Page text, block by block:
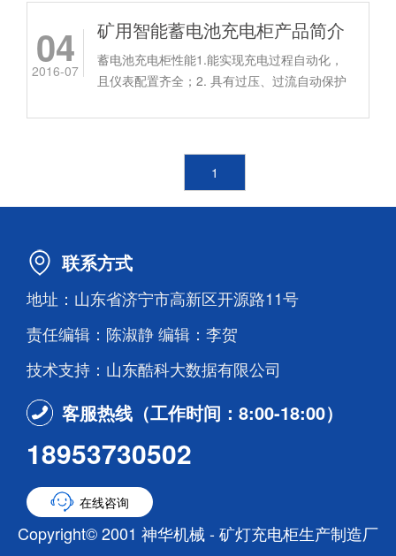
04
2016-07
矿用智能蓄电池充电柜产品简介
蓄电池充电柜性能1.能实现充电过程自动化，
且仪表配置齐全；2. 具有过压、过流自动保护
1
联系方式
地址：山东省济宁市高新区开源路11号
责任编辑：陈淑静 编辑：李贺
技术支持：山东酷科大数据有限公司
客服热线（工作时间：8:00-18:00）
18953730502
在线咨询
Copyright© 2001 神华机械 - 矿灯充电柜生产制造厂